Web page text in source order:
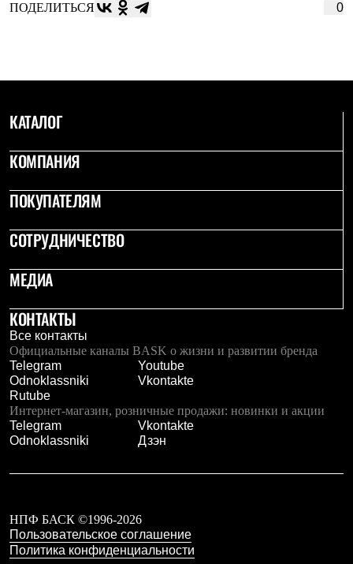
ПОДЕЛИТЬСЯ 0
КАТАЛОГ
КОМПАНИЯ
ПОКУПАТЕЛЯМ
СОТРУДНИЧЕСТВО
МЕДИА
КОНТАКТЫ
Все контакты
Официальные каналы BASK о жизни и развитии бренда
Telegram
Youtube
Odnoklassniki
Vkontakte
Rutube
Интернет-магазин, розничные продажи: новинки и акции
Telegram
Vkontakte
Odnoklassniki
Дзэн
НПФ БАСК ©1996-2026
Пользовательское соглашение
Политика конфиденциальности